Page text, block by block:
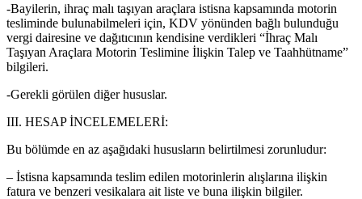
-Bayilerin, ihraç malı taşıyan araçlara istisna kapsamında motorin
tesliminde bulunabilmeleri için, KDV yönünden bağlı bulunduğu
vergi dairesine ve dağıtıcının kendisine verdikleri “İhraç Malı
Taşıyan Araçlara Motorin Teslimine İlişkin Talep ve Taahhütname”
bilgileri.
-Gerekli görülen diğer hususlar.
III. HESAP İNCELEMELERİ:
Bu bölümde en az aşağıdaki hususların belirtilmesi zorunludur:
– İstisna kapsamında teslim edilen motorinlerin alışlarına ilişkin
fatura ve benzeri vesikalara ait liste ve buna ilişkin bilgiler.